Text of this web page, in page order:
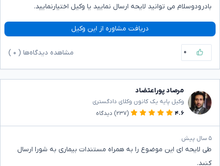
بادرودوسلام می توانید لایحه ارسال نمایید یا وکیل اختیارنمایید.
دریافت مشاوره از این وکیل
۰ مشاهده دیدگاه‌ها ( ۰
مرصاد پوراعتضاد
وکیل پایه یک کانون وکلای دادگستری
۴.۶
(۲۳۷) دیدگاه
۵ سال پیش
طی لایحه ای این موضوع را به همراه مستندات بیماری به شورا ارسال
کنید.